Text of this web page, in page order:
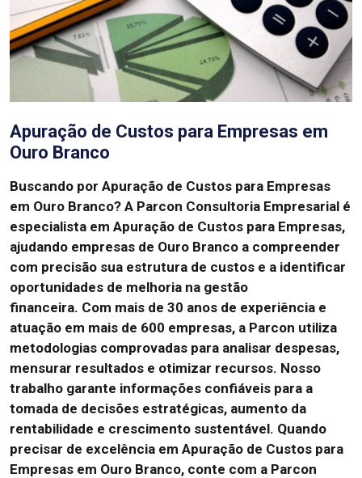
Apuração de Custos para Empresas em
Ouro Branco
Buscando por Apuração de Custos para Empresas
em Ouro Branco? A Parcon Consultoria Empresarial é
especialista em Apuração de Custos para Empresas,
ajudando empresas de Ouro Branco a compreender
com precisão sua estrutura de custos e a identificar
oportunidades de melhoria na gestão
financeira. Com mais de 30 anos de experiência e
atuação em mais de 600 empresas, a Parcon utiliza
metodologias comprovadas para analisar despesas,
mensurar resultados e otimizar recursos. Nosso
trabalho garante informações confiáveis para a
tomada de decisões estratégicas, aumento da
rentabilidade e crescimento sustentável. Quando
precisar de excelência em Apuração de Custos para
Empresas em Ouro Branco, conte com a Parcon